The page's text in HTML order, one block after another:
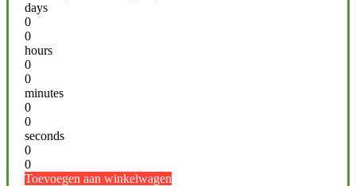
days
0
0
hours
0
0
minutes
0
0
seconds
0
0
Toevoegen aan winkelwagen